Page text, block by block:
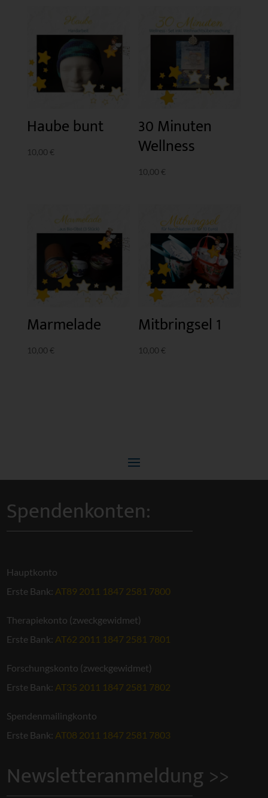
Haube bunt
10,00 €
30 Minuten
Wellness
10,00 €
Marmelade
10,00 €
Mitbringsel 1
10,00 €
Spendenkonten:
Hauptkonto
Erste Bank: AT89 2011 1847 2581 7800
Therapiekonto (zweckgewidmet)
Erste Bank: AT62 2011 1847 2581 7801
Forschungskonto (zweckgewidmet)
Erste Bank: AT35 2011 1847 2581 7802
Spendenmailingkonto
Erste Bank: AT08 2011 1847 2581 7803
Newsletteranmeldung >>